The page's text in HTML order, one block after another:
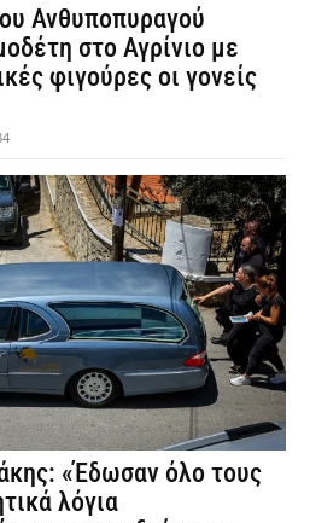
Ανθυποπυραγού
στο Αγρίνιο με
φιγούρες οι γονείς
«Έδωσαν όλο τους
λόγια